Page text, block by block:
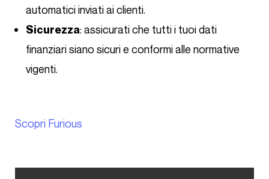
automatici inviati ai clienti.
Sicurezza: assicurati che tutti i tuoi dati
finanziari siano sicuri e conformi alle normative
vigenti.
Scopri Furious